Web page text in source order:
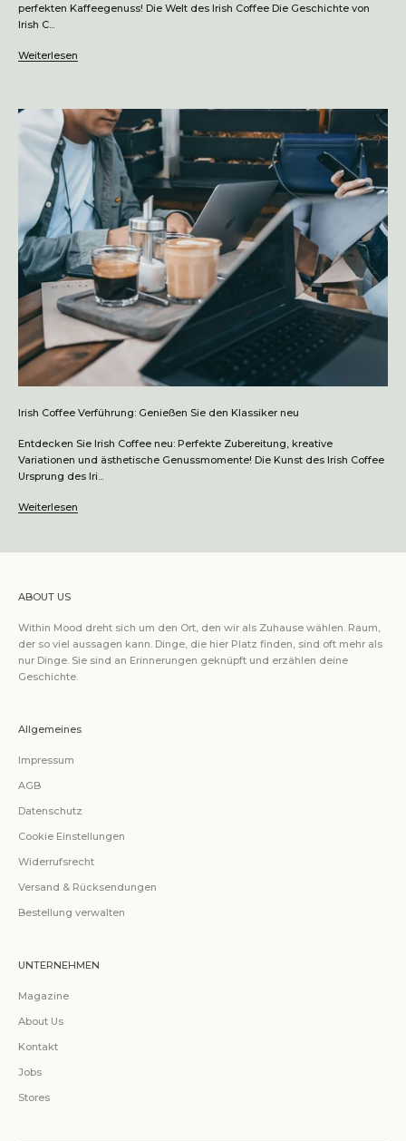
perfekten Kaffeegenuss! Die Welt des Irish Coffee Die Geschichte von
Irish C...
Weiterlesen
Irish Coffee Verführung: Genießen Sie den Klassiker neu
Entdecken Sie Irish Coffee neu: Perfekte Zubereitung, kreative
Variationen und ästhetische Genussmomente! Die Kunst des Irish Coffee
Ursprung des Iri...
Weiterlesen
ABOUT US
Within Mood dreht sich um den Ort, den wir als Zuhause wählen. Raum,
der so viel aussagen kann. Dinge, die hier Platz finden, sind oft mehr als
nur Dinge. Sie sind an Erinnerungen geknüpft und erzählen deine
Geschichte.
Allgemeines
Impressum
AGB
Datenschutz
Cookie Einstellungen
Widerrufsrecht
Versand & Rücksendungen
Bestellung verwalten
UNTERNEHMEN
Magazine
About Us
Kontakt
Jobs
Stores